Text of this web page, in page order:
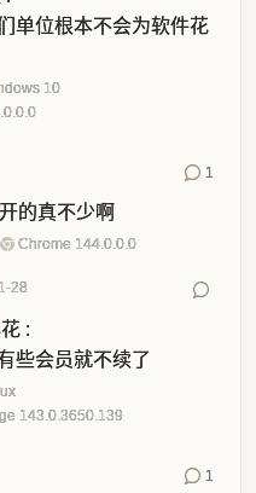
单位根本不会为软件花
10
1
的真不少啊
Chrome 144.0.0.0
28
:
些会员就不续了
143.0.3650.139
1